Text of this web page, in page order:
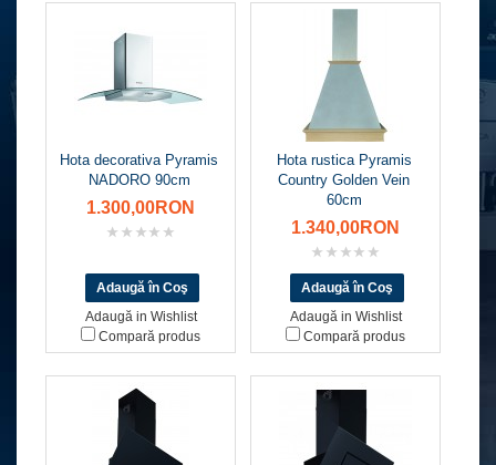
Hota decorativa Pyramis
NADORO 90cm
1.300,00RON
Adaugă in Wishlist
Compară produs
Hota rustica Pyramis
Country Golden Vein
60cm
1.340,00RON
Adaugă in Wishlist
Compară produs